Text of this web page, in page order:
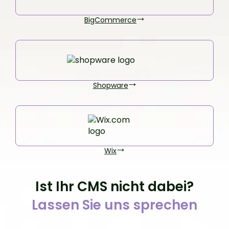
BigCommerce
Shopware
Wix
Ist Ihr CMS nicht dabei?
Lassen Sie uns sprechen